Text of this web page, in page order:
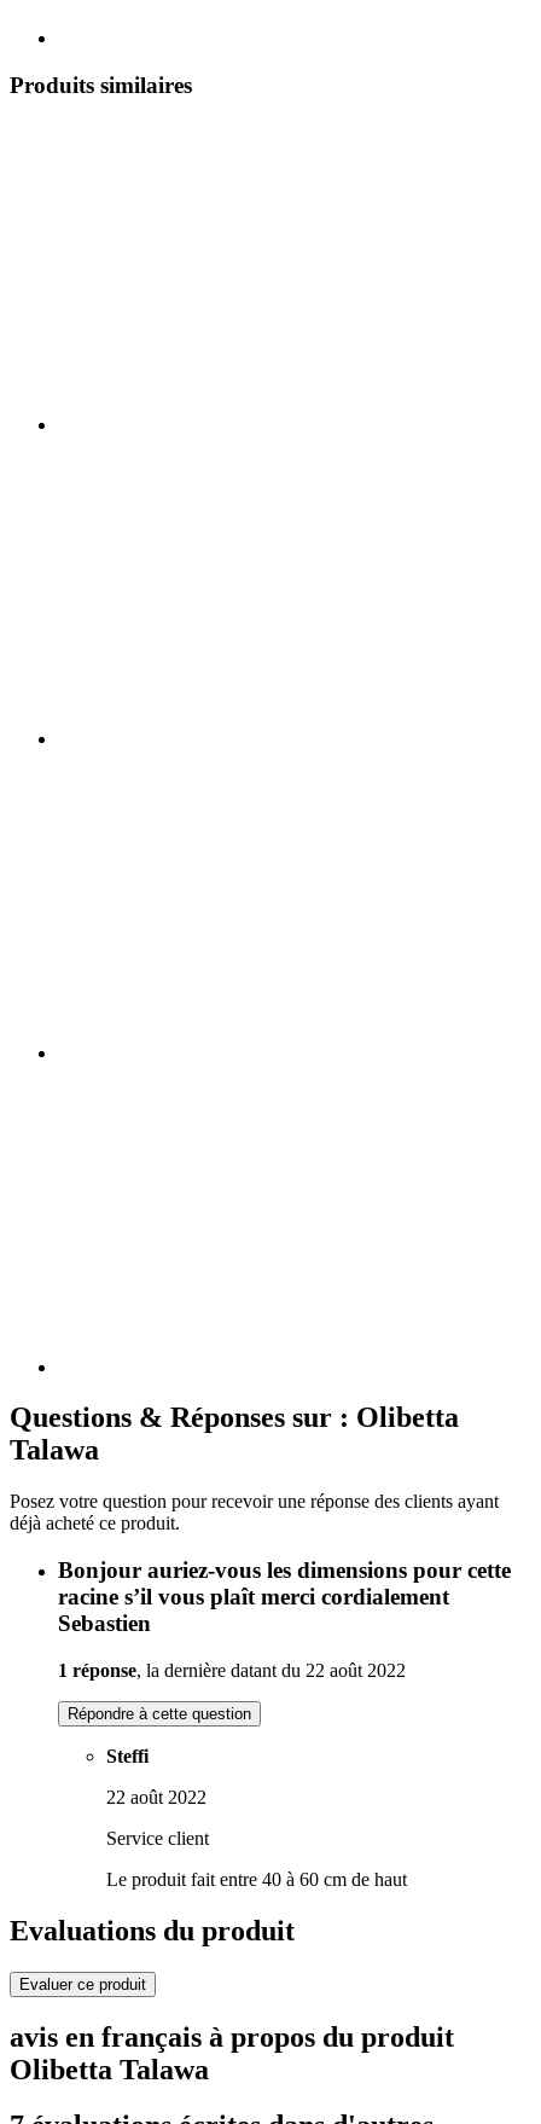
Produits similaires
Questions & Réponses sur : Olibetta
Talawa
Posez votre question pour recevoir une réponse des clients ayant
déjà acheté ce produit.
Bonjour auriez-vous les dimensions pour cette
racine s’il vous plaît merci cordialement
Sebastien
1 réponse, la dernière datant du 22 août 2022
Répondre à cette question
Steffi
22 août 2022
Service client
Le produit fait entre 40 à 60 cm de haut
Evaluations du produit
Evaluer ce produit
avis en français à propos du produit
Olibetta Talawa